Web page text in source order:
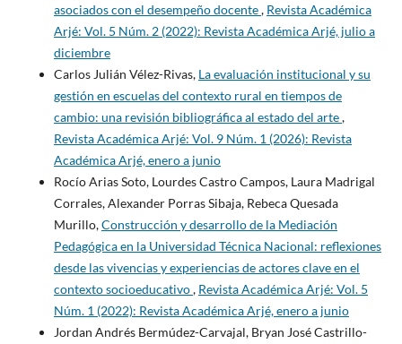
asociados con el desempeño docente, Revista Académica
Arjé: Vol. 5 Núm. 2 (2022): Revista Académica Arjé, julio a
diciembre
Carlos Julián Vélez-Rivas, La evaluación institucional y su
gestión en escuelas del contexto rural en tiempos de
cambio: una revisión bibliográfica al estado del arte,
Revista Académica Arjé: Vol. 9 Núm. 1 (2026): Revista
Académica Arjé, enero a junio
Rocío Arias Soto, Lourdes Castro Campos, Laura Madrigal
Corrales, Alexander Porras Sibaja, Rebeca Quesada
Murillo,Construcción y desarrollo de la Mediación
Pedagógica en la Universidad Técnica Nacional: reflexiones
desde las vivencias y experiencias de actores clave en el
contexto socioeducativo, Revista Académica Arjé: Vol. 5
Núm. 1 (2022): Revista Académica Arjé, enero a junio
Jordan Andrés Bermúdez-Carvajal, Bryan José Castrillo-